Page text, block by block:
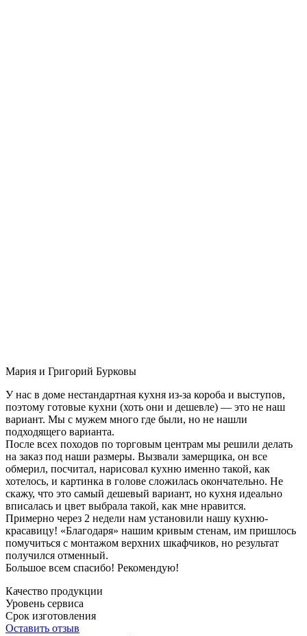
Мария и Григорий Бурковы
У нас в доме нестандартная кухня из-за короба и выступов,
поэтому готовые кухни (хоть они и дешевле) — это не наш
вариант. Мы с мужем много где были, но не нашли
подходящего варианта.
После всех походов по торговым центрам мы решили делать
на заказ под наши размеры. Вызвали замерщика, он все
обмерил, посчитал, нарисовал кухню именно такой, как
хотелось, и картинка в голове сложилась окончательно. Не
скажу, что это самый дешевый вариант, но кухня идеально
вписалась и цвет выбрала такой, как мне нравится.
Примерно через 2 недели нам установили нашу кухню-
красавицу! «Благодаря» нашим кривым стенам, им пришлось
помучиться с монтажом верхних шкафчиков, но результат
получился отменный.
Большое всем спасибо! Рекомендую!
Качество продукции
Уровень сервиса
Срок изготовления
Оставить отзыв